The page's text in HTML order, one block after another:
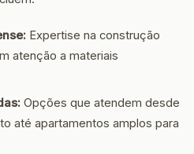
Expertise na construção
atenção a materiais
Opções que atendem desde
até apartamentos amplos para